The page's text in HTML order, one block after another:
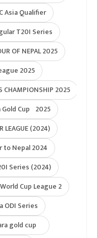
Asia Qualifier
T20I Series
OF NEPAL 2025
2025
CHAMPIONSHIP 2025
Gold Cup 2025
LEAGUE (2024)
to Nepal 2024
Series (2024)
Cup League 2
ODI Series
gold cup